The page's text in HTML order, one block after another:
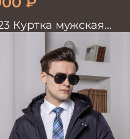
Куртка мужская